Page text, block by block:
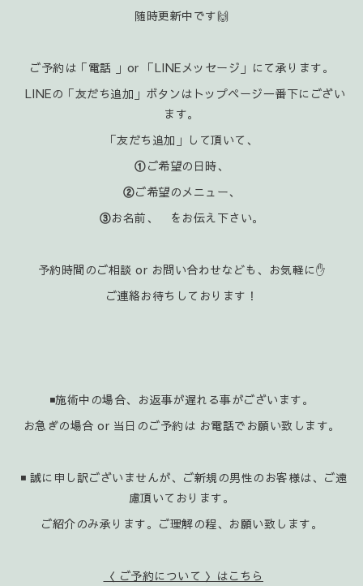
随時更新中です🙌
ご予約は「電話 」or 「LINEメッセージ」にて承ります。
LINEの「友だち追加」ボタンはトップページ一番下にござい
ます。
「友だち追加」して頂いて、
①ご希望の日時、
②ご希望のメニュー、
③お名前、 をお伝え下さい。
予約時間のご相談 or お問い合わせなども、お気軽に✋️
ご連絡お待ちしております！
◾施術中の場合、お返事が遅れる事がございます。
お急ぎの場合 or 当日のご予約は お電話でお願い致します。
◾ 誠に申し訳ございませんが、ご新規の男性のお客様は、ご遠
慮頂いております。
ご紹介のみ承ります。ご理解の程、お願い致します。
〈 ご予約について 〉はこちら